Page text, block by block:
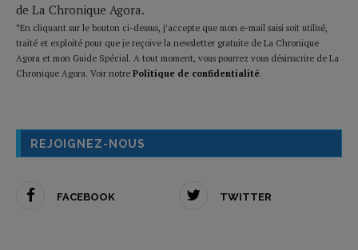
de La Chronique Agora.
*En cliquant sur le bouton ci-dessus, j’accepte que mon e-mail saisi soit utilisé,
traité et exploité pour que je reçoive la newsletter gratuite de La Chronique
Agora et mon Guide Spécial. A tout moment, vous pourrez vous désinscrire de La
Chronique Agora. Voir notre Politique de confidentialité.
REJOIGNEZ-NOUS
FACEBOOK TWITTER